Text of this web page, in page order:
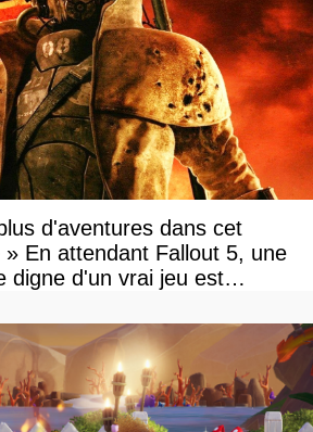
d'aventures dans cet
En attendant Fallout 5, une
digne d'un vrai jeu est